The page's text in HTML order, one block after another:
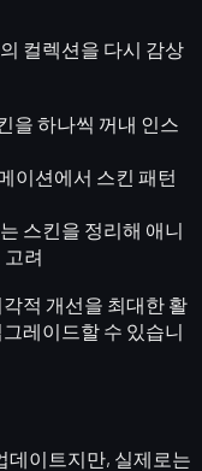
컬렉션을 다시 감상
을 하나씩 꺼내 인스
이션에서 스킨 패턴
스킨을 정리해 애니
고려
적 개선을 최대한 활
레이드할 수 있습니
데이트지만, 실제로는